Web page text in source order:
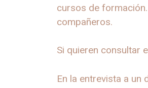
cursos de
compañeros.
Si quieren consultar
En la entrevista a